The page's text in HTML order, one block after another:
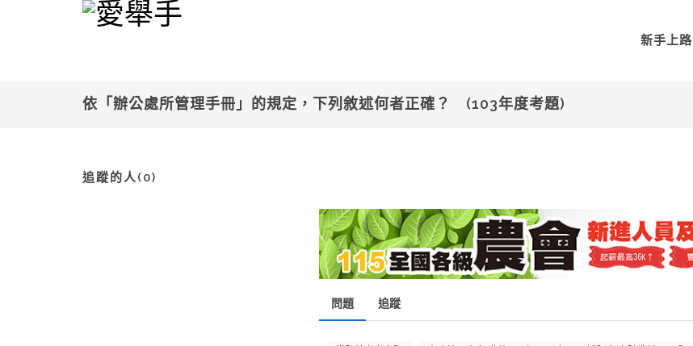
新手上路
依「辦公處所管理手冊」的規定，下列敘述何者正確？ (103年度考題)
追蹤的人(0)
問題 追蹤